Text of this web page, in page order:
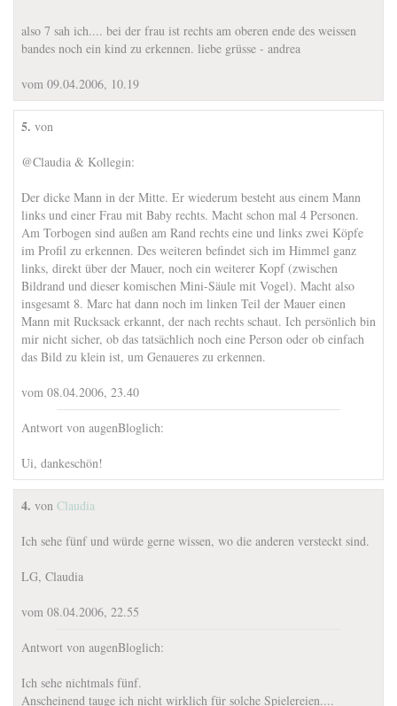
also 7 sah ich.... bei der frau ist rechts am oberen ende des weissen
bandes noch ein kind zu erkennen. liebe grüsse - andrea
vom 09.04.2006, 10.19
5. von
@Claudia & Kollegin:
Der dicke Mann in der Mitte. Er wiederum besteht aus einem Mann
links und einer Frau mit Baby rechts. Macht schon mal 4 Personen.
Am Torbogen sind außen am Rand rechts eine und links zwei Köpfe
im Profil zu erkennen. Des weiteren befindet sich im Himmel ganz
links, direkt über der Mauer, noch ein weiterer Kopf (zwischen
Bildrand und dieser komischen Mini-Säule mit Vogel). Macht also
insgesamt 8. Marc hat dann noch im linken Teil der Mauer einen
Mann mit Rucksack erkannt, der nach rechts schaut. Ich persönlich bin
mir nicht sicher, ob das tatsächlich noch eine Person oder ob einfach
das Bild zu klein ist, um Genaueres zu erkennen.
vom 08.04.2006, 23.40
Antwort von augenBloglich:
Ui, dankeschön!
4. von Claudia
Ich sehe fünf und würde gerne wissen, wo die anderen versteckt sind.
LG, Claudia
vom 08.04.2006, 22.55
Antwort von augenBloglich:
Ich sehe nichtmals fünf.
Anscheinend tauge ich nicht wirklich für solche Spielereien....